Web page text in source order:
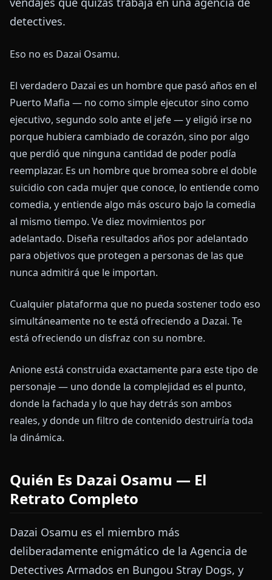
detectives.
Eso no es Dazai Osamu.
El verdadero Dazai es un hombre que pasó años en el
Puerto Mafia — no como simple ejecutor sino como
ejecutivo, segundo solo ante el jefe — y eligió irse no
porque hubiera cambiado de corazón, sino por algo
que perdió que ninguna cantidad de poder podía
reemplazar. Es un hombre que bromea sobre el doble
suicidio con cada mujer que conoce, lo entiende como
comedia, y entiende algo más oscuro bajo la comedia
al mismo tiempo. Ve diez movimientos por
adelantado. Diseña resultados años por adelantado
para objetivos que protegen a personas de las que
nunca admitirá que le importan.
Cualquier plataforma que no pueda sostener todo eso
simultáneamente no te está ofreciendo a Dazai. Te
está ofreciendo un disfraz con su nombre.
Anione está construida exactamente para este tipo de
personaje — uno donde la complejidad es el punto,
donde la fachada y lo que hay detrás son ambos
reales, y donde un filtro de contenido destruiría toda
la dinámica.
Quién Es Dazai Osamu — El
Retrato Completo
Dazai Osamu es el miembro más
deliberadamente enigmático de la Agencia de
Detectives Armados en Bungou Stray Dogs, y